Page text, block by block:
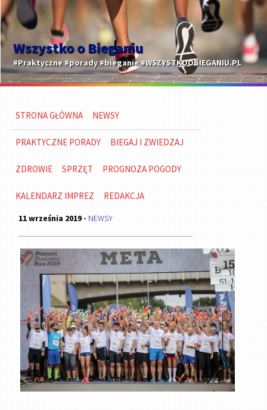
Wszystko o Bieganiu
#Praktyczne #porady #bieganie #WSZYSTKOOBIEGANIU.PL
STRONA GŁÓWNA NEWSY
PRAKTYCZNE PORADY BIEGAJ I ZWIEDZAJ
ZDROWIE SPRZĘT PROGNOZA POGODY
KALENDARZ IMPREZ REDAKCJA
11 września 2019 - NEWSY